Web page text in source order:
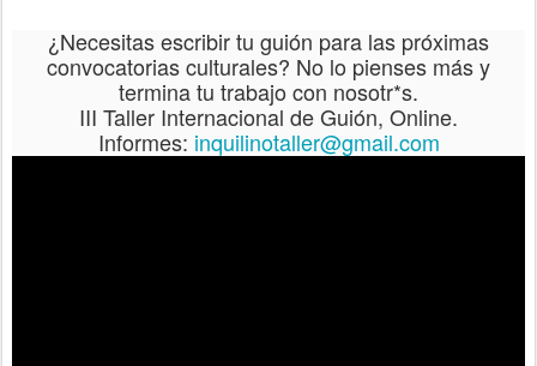
¿Necesitas escribir tu guión para las próximas
convocatorias culturales? No lo pienses más y
termina tu trabajo con nosotr*s.
III Taller Internacional de Guión, Online.
Informes: inquilinotaller@gmail.com